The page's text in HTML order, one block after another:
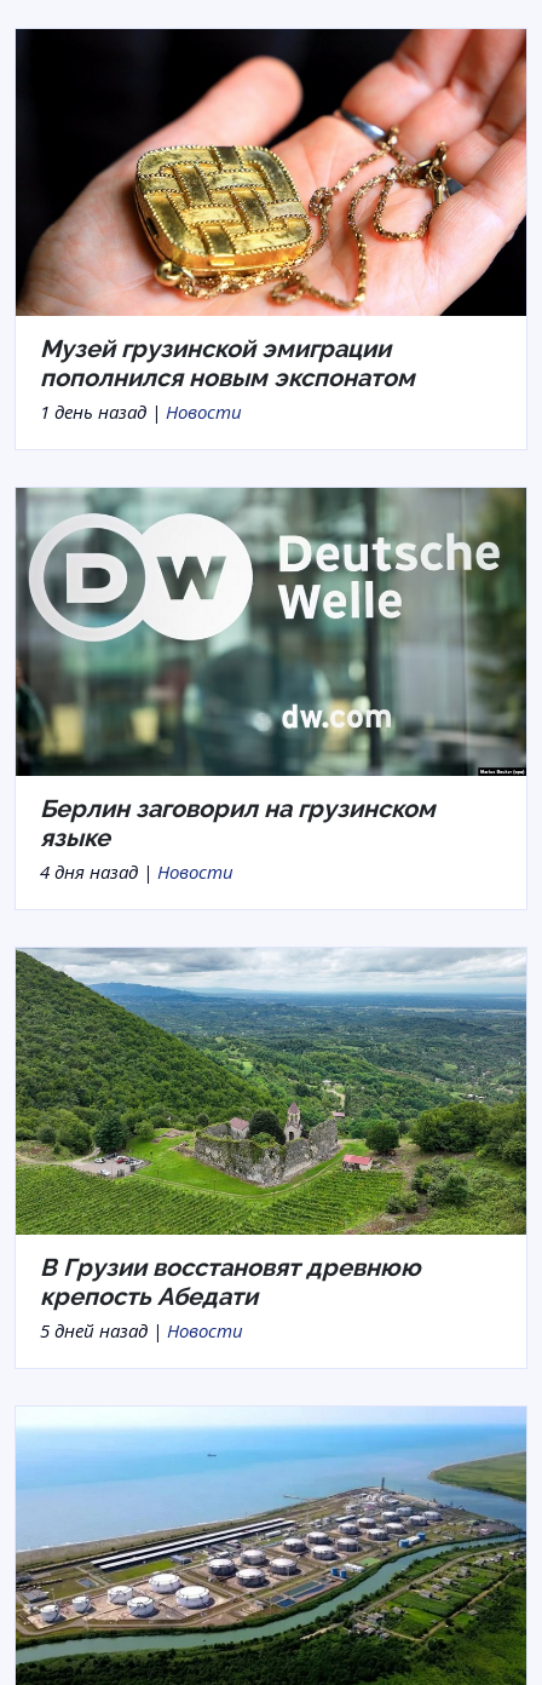
Музей грузинской эмиграции
пополнился новым экспонатом
1 день назад | Новости
Берлин заговорил на грузинском
языке
4 дня назад | Новости
В Грузии восстановят древнюю
крепость Абедати
5 дней назад | Новости